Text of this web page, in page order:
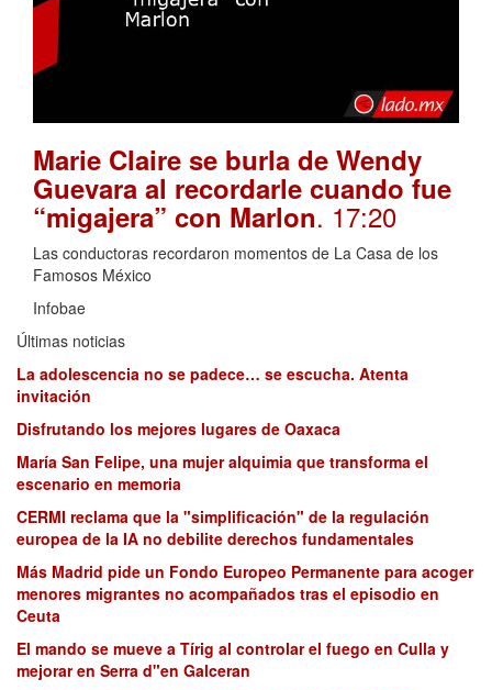
Marie Claire se burla de Wendy
Guevara al recordarle cuando fue
“migajera” con Marlon. 17:20
Las conductoras recordaron momentos de La Casa de los
Famosos México
Infobae
Últimas noticias
La adolescencia no se padece… se escucha. Atenta
invitación
Disfrutando los mejores lugares de Oaxaca
María San Felipe, una mujer alquimia que transforma el
escenario en memoria
CERMI reclama que la "simplificación" de la regulación
europea de la IA no debilite derechos fundamentales
Más Madrid pide un Fondo Europeo Permanente para acoger
menores migrantes no acompañados tras el episodio en
Ceuta
El mando se mueve a Tírig al controlar el fuego en Culla y
mejorar en Serra d"en Galceran